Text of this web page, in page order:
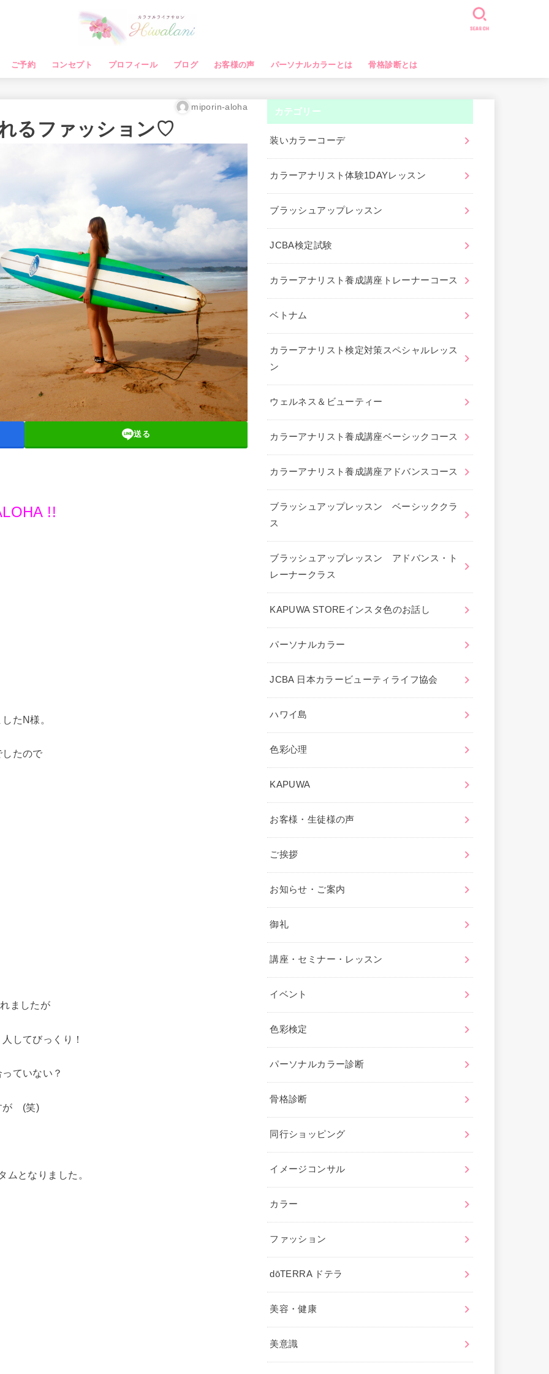
ご予約 コンセプト プロフィール ブログ お客様の声 パーソナルカラーとは 骨格診断とは
SEARCH
miporin-aloha
るファッション♡
送る
!!
たN様。
たので
ましたが
してびっくり！
ていない？
が (笑)
となりました。
カテゴリー
装いカラーコーデ
カラーアナリスト体験1DAYレッスン
ブラッシュアップレッスン
JCBA検定試験
カラーアナリスト養成講座トレーナーコース
ベトナム
カラーアナリスト検定対策スペシャルレッス
ン
ウェルネス＆ビューティー
カラーアナリスト養成講座ベーシックコース
カラーアナリスト養成講座アドバンスコース
ブラッシュアップレッスン ベーシッククラ
ス
ブラッシュアップレッスン アドバンス・ト
レーナークラス
KAPUWA STOREインスタ色のお話し
パーソナルカラー
JCBA 日本カラービューティライフ協会
ハワイ島
色彩心理
KAPUWA
お客様・生徒様の声
ご挨拶
お知らせ・ご案内
御礼
講座・セミナー・レッスン
イベント
色彩検定
パーソナルカラー診断
骨格診断
同行ショッピング
イメージコンサル
カラー
ファッション
dōTERRA ドテラ
美容・健康
美意識